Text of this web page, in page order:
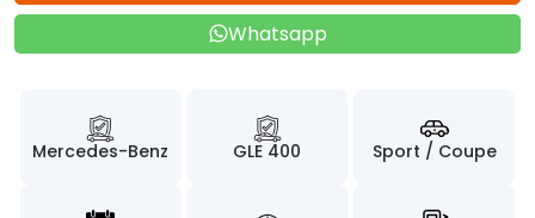
Whatsapp
Mercedes-Benz GLE 400 Sport / Coupe